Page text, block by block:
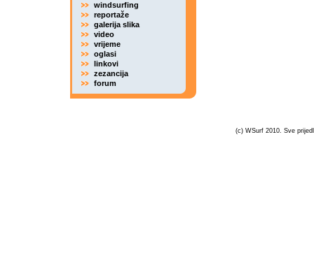
windsurfing
reportaže
galerija slika
video
vrijeme
oglasi
linkovi
zezancija
forum
(c) WSurf 2010. Sve